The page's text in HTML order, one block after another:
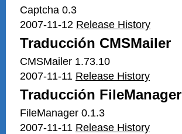
Captcha 0.3
2007-11-12 Release History
Traducción CMSMailer
CMSMailer 1.73.10
2007-11-11 Release History
Traducción FileManager
FileManager 0.1.3
2007-11-11 Release History